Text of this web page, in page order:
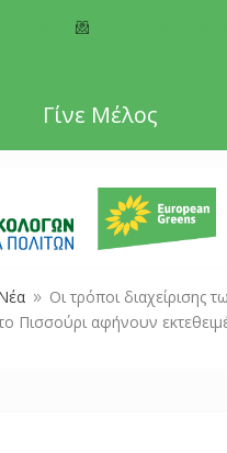
Γίνε Μέλος
9 Οι τρόποι διαχείρισης
Πισσούρι αφήνουν